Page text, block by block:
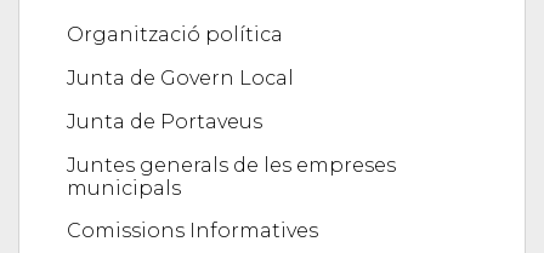
Organització política
Junta de Govern Local
Junta de Portaveus
Juntes generals de les empreses
municipals
Comissions Informatives